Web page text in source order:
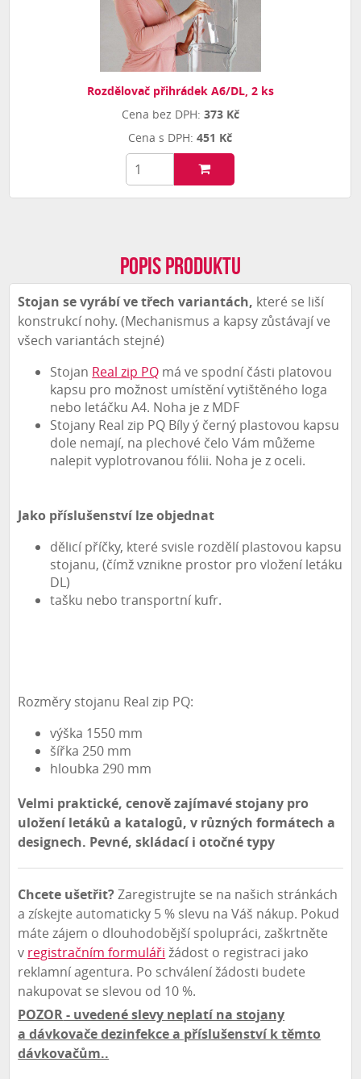
Rozdělovač přihrádek A6/DL, 2 ks
373 Kč
451 Kč
Popis produktu
Stojan se vyrábí ve třech variantách, které se liší
konstrukcí nohy. (Mechanismus a kapsy zůstávají ve
všech variantách stejné)
Stojan Real zip PQ má ve spodní části platovou
kapsu pro možnost umístění vytištěného loga
nebo letáčku A4. Noha je z MDF
Stojany Real zip PQ Bíly ý černý plastovou kapsu
dole nemají, na plechové čelo Vám můžeme
nalepit vyplotrovanou fólii. Noha je z oceli.
Jako příslušenství lze objednat
dělicí příčky, které svisle rozdělí plastovou kapsu
stojanu, (čímž vznikne prostor pro vložení letáku
DL)
tašku nebo transportní kufr.
Rozměry stojanu Real zip PQ:
výška 1550 mm
šířka 250 mm
hloubka 290 mm
Velmi praktické, cenově zajímavé stojany pro
uložení letáků a katalogů, v různých formátech a
designech. Pevné, skládací i otočné typy
Chcete ušetřit?Zaregistrujte se na našich stránkách
a získejte automaticky 5 % slevu na Váš nákup. Pokud
máte zájem o dlouhodobější spolupráci, zaškrtněte
v registračním formuláři žádost o registraci jako
reklamní agentura. Po schválení žádosti budete
nakupovat se slevou od 10 %.
POZOR- uvedené slevy neplatí na stojany
a dávkovače dezinfekce a příslušenství k těmto
dávkovačům..